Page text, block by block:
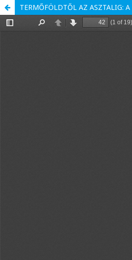
TERMŐFÖLDTŐL AZ ASZTALIG: